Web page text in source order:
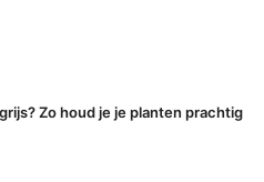
Zo houd je je planten prachtig